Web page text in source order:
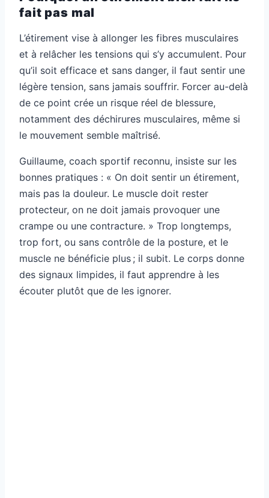
fait pas mal
L’étirement vise à allonger les fibres musculaires
et à relâcher les tensions qui s’y accumulent. Pour
qu’il soit efficace et sans danger, il faut sentir une
légère tension, sans jamais souffrir. Forcer au-delà
de ce point crée un risque réel de blessure,
notamment des déchirures musculaires, même si
le mouvement semble maîtrisé.
Guillaume, coach sportif reconnu, insiste sur les
bonnes pratiques : « On doit sentir un étirement,
mais pas la douleur. Le muscle doit rester
protecteur, on ne doit jamais provoquer une
crampe ou une contracture. » Trop longtemps,
trop fort, ou sans contrôle de la posture, et le
muscle ne bénéficie plus ; il subit. Le corps donne
des signaux limpides, il faut apprendre à les
écouter plutôt que de les ignorer.